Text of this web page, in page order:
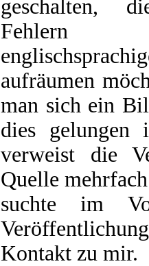
geschalten,
aufräumen
man sich ein
dies gelungen
verweist die
Quelle
suchte im
Kontakt zu mir.